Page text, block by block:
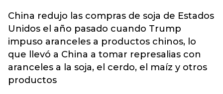
China redujo las compras de soja de Estados
Unidos el año pasado cuando Trump
impuso aranceles a productos chinos, lo
que llevó a China a tomar represalias con
aranceles a la soja, el cerdo, el maíz y otros
productos